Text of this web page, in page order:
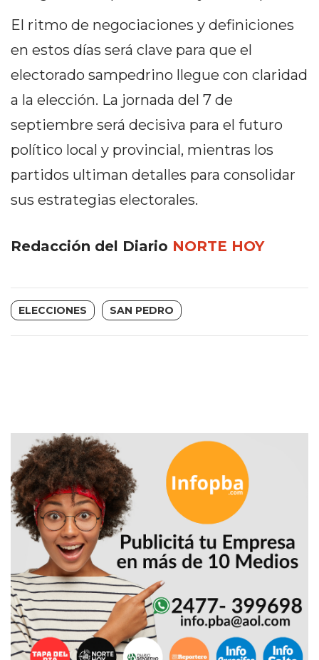
CÓMO
FUNCIONA:
CREAR
ONLINE
CON
PEDIDOS
WHATSAPP
TIENDA
GRATIS
VS
CÓMO
RECIBIR
PEDIDOS
DE
COMIDA
POR
WHATSAPP:
LA
GUÍA
DEFINITIVA
PARA
RESTAURANTES
El ritmo de negociaciones y definiciones
en estos días será clave para que el
electorado sampedrino llegue con claridad
a la elección. La jornada del 7 de
septiembre será decisiva para el futuro
político local y provincial, mientras los
partidos ultiman detalles para consolidar
sus estrategias electorales.
Redacción del Diario NORTE HOY
ELECCIONES SAN PEDRO